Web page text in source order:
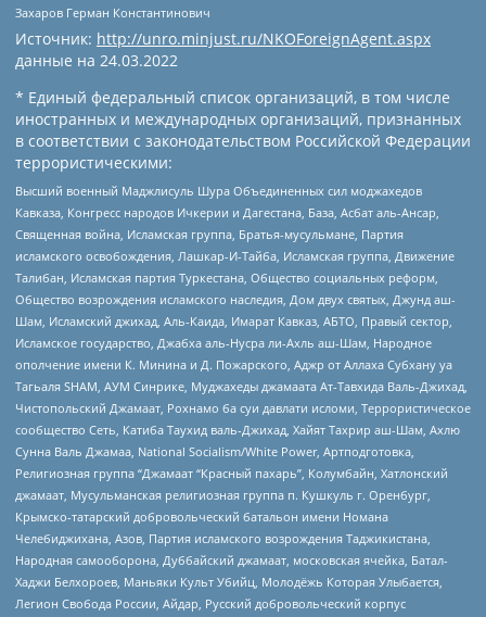
Захаров Герман Константинович
Источник: http://unro.minjust.ru/NKOForeignAgent.aspx
данные на 24.03.2022
* Единый федеральный список организаций, в том числе
иностранных и международных организаций, признанных
в соответствии с законодательством Российской Федерации
террористическими:
Высший военный Маджлисуль Шура Объединенных сил моджахедов
Кавказа, Конгресс народов Ичкерии и Дагестана, База, Асбат аль-Ансар,
Священная война, Исламская группа, Братья-мусульмане, Партия
исламского освобождения, Лашкар-И-Тайба, Исламская группа, Движение
Талибан, Исламская партия Туркестана, Общество социальных реформ,
Общество возрождения исламского наследия, Дом двух святых, Джунд аш-
Шам, Исламский джихад, Аль-Каида, Имарат Кавказ, АБТО, Правый сектор,
Исламское государство, Джабха аль-Нусра ли-Ахль аш-Шам, Народное
ополчение имени К. Минина и Д. Пожарского, Аджр от Аллаха Субхану уа
Тагьаля SHAM, АУМ Синрике, Муджахеды джамаата Ат-Тавхида Валь-Джихад,
Чистопольский Джамаат, Рохнамо ба суи давлати исломи, Террористическое
сообщество Сеть, Катиба Таухид валь-Джихад, Хайят Тахрир аш-Шам, Ахлю
Сунна Валь Джамаа, National Socialism/White Power, Артподготовка,
Религиозная группа “Джамаат “Красный пахарь”, Колумбайн, Хатлонский
джамаат, Мусульманская религиозная группа п. Кушкуль г. Оренбург,
Крымско-татарский добровольческий батальон имени Номана
Челебиджихана, Азов, Партия исламского возрождения Таджикистана,
Народная самооборона, Дуббайский джамаат, московская ячейка, Батал-
Хаджи Белхороев, Маньяки Культ Убийц, Молодёжь Которая Улыбается,
Легион Свобода России, Айдар, Русский добровольческий корпус